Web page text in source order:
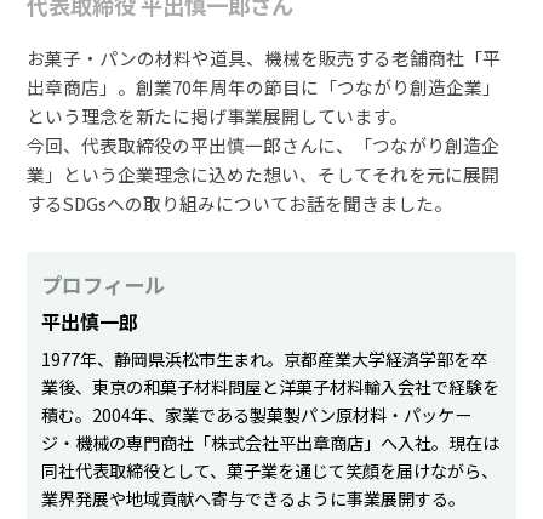
お菓子・パンの材料や道具、機械を販売する老舗商社「平
出章商店」。創業70年周年の節目に「つながり創造企業」
という理念を新たに掲げ事業展開しています。
今回、代表取締役の平出慎一郎さんに、「つながり創造企
業」という企業理念に込めた想い、そしてそれを元に展開
するSDGsへの取り組みについてお話を聞きました。
プロフィール
平出慎一郎
1977年、静岡県浜松市生まれ。京都産業大学経済学部を卒
業後、東京の和菓子材料問屋と洋菓子材料輸入会社で経験を
積む。2004年、家業である製菓製パン原材料・パッケー
ジ・機械の専門商社「株式会社平出章商店」へ入社。現在は
同社代表取締役として、菓子業を通じて笑顔を届けながら、
業界発展や地域貢献へ寄与できるように事業展開する。